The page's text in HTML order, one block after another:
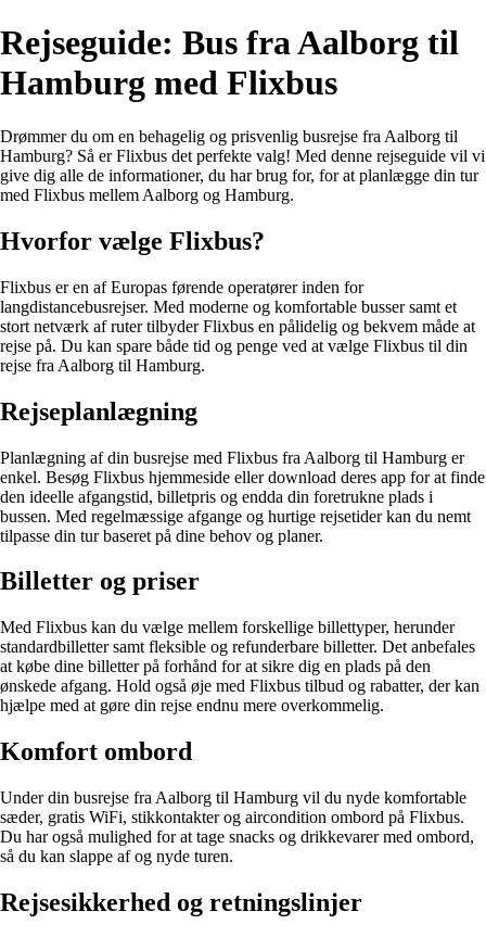
Rejseguide: Bus fra Aalborg til
Hamburg med Flixbus
Drømmer du om en behagelig og prisvenlig busrejse fra Aalborg til
Hamburg? Så er Flixbus det perfekte valg! Med denne rejseguide vil vi
give dig alle de informationer, du har brug for, for at planlægge din tur
med Flixbus mellem Aalborg og Hamburg.
Hvorfor vælge Flixbus?
Flixbus er en af Europas førende operatører inden for
langdistancebusrejser. Med moderne og komfortable busser samt et
stort netværk af ruter tilbyder Flixbus en pålidelig og bekvem måde at
rejse på. Du kan spare både tid og penge ved at vælge Flixbus til din
rejse fra Aalborg til Hamburg.
Rejseplanlægning
Planlægning af din busrejse med Flixbus fra Aalborg til Hamburg er
enkel. Besøg Flixbus hjemmeside eller download deres app for at finde
den ideelle afgangstid, billetpris og endda din foretrukne plads i
bussen. Med regelmæssige afgange og hurtige rejsetider kan du nemt
tilpasse din tur baseret på dine behov og planer.
Billetter og priser
Med Flixbus kan du vælge mellem forskellige billettyper, herunder
standardbilletter samt fleksible og refunderbare billetter. Det anbefales
at købe dine billetter på forhånd for at sikre dig en plads på den
ønskede afgang. Hold også øje med Flixbus tilbud og rabatter, der kan
hjælpe med at gøre din rejse endnu mere overkommelig.
Komfort ombord
Under din busrejse fra Aalborg til Hamburg vil du nyde komfortable
sæder, gratis WiFi, stikkontakter og aircondition ombord på Flixbus.
Du har også mulighed for at tage snacks og drikkevarer med ombord,
så du kan slappe af og nyde turen.
Rejsesikkerhed og retningslinjer